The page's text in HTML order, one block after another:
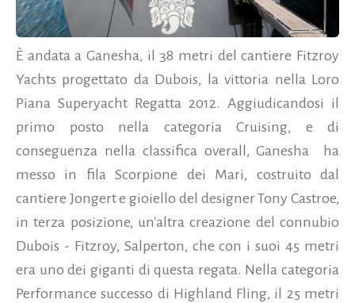
È andata a Ganesha, il 38 metri del cantiere Fitzroy
Yachts progettato da Dubois, la vittoria nella Loro
Piana Superyacht Regatta 2012. Aggiudicandosi il
primo posto nella categoria Cruising, e di
conseguenza nella classifica overall, Ganesha ha
messo in fila Scorpione dei Mari, costruito dal
cantiere Jongert e gioiello del designer Tony Castroe,
in terza posizione, un'altra creazione del connubio
Dubois - Fitzroy, Salperton, che con i suoi 45 metri
era uno dei giganti di questa regata. Nella categoria
Performance successo di Highland Fling, il 25 metri